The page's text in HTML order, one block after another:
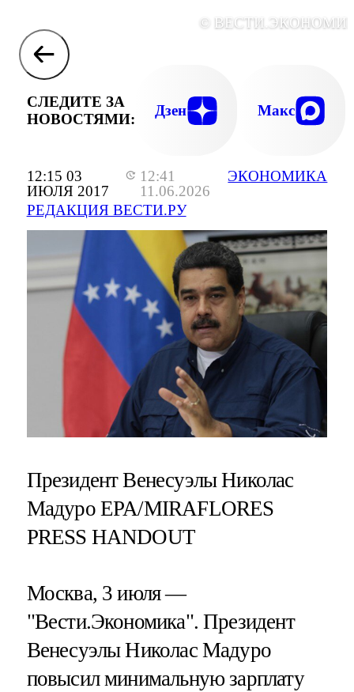
12:15 03
ИЮЛЯ 2017
12:41
11.06.2026
РЕДАКЦИЯ ВЕСТИ.РУ
ЭКОНОМИКА
©
СЛЕДИТЕ ЗА
НОВОСТЯМИ:
Дзен Макс
Президент Венесуэлы Николас
Мадуро EPA/MIRAFLORES
PRESS HANDOUT
Москва, 3 июля —
"Вести.Экономика".Президент
Венесуэлы Николас Мадуро
повысил минимальную зарплату